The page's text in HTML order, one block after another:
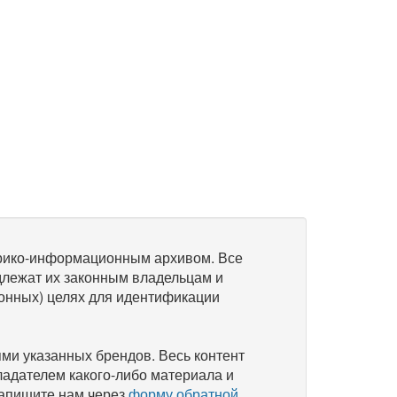
информационным архивом. Все
их законным владельцам и
целях для идентификации
указанных брендов. Весь контент
какого-либо материала и